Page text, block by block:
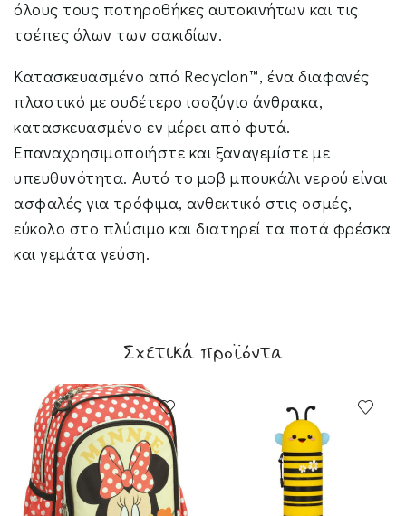
όλους τους ποτηροθήκες αυτοκινήτων και τις
τσέπες όλων των σακιδίων.
Κατασκευασμένο από Recyclon™, ένα διαφανές
πλαστικό με ουδέτερο ισοζύγιο άνθρακα,
κατασκευασμένο εν μέρει από φυτά.
Επαναχρησιμοποιήστε και ξαναγεμίστε με
υπευθυνότητα. Αυτό το μοβ μπουκάλι νερού είναι
ασφαλές για τρόφιμα, ανθεκτικό στις οσμές,
εύκολο στο πλύσιμο και διατηρεί τα ποτά φρέσκα
και γεμάτα γεύση.
Σχετικά προϊόντα